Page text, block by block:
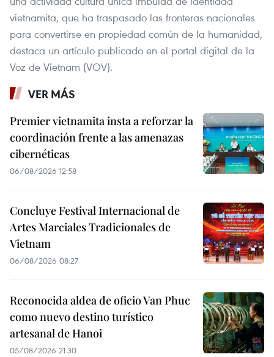
vietnamita, que ha traspasado las fronteras nacionales
para convertirse en propiedad común de la humanidad,
destaca un artículo publicado en el portal digital de la
Voz de Vietnam (VOV).
VER MÁS
Premier vietnamita insta a reforzar la
coordinación frente a las amenazas
cibernéticas
06/08/2026 12:58
Concluye Festival Internacional de
Artes Marciales Tradicionales de
Vietnam
06/08/2026 08:27
Reconocida aldea de oficio Van Phuc
como nuevo destino turístico
artesanal de Hanoi
05/08/2026 21:30